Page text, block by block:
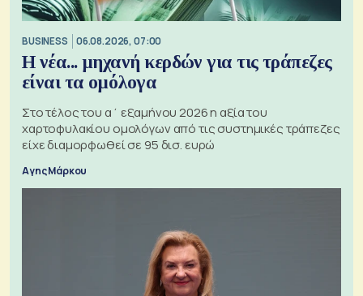
BUSINESS 06.08.2026, 07:00
Η νέα... μηχανή κερδών για τις τράπεζες
είναι τα ομόλογα
Στο τέλος του α΄ εξαμήνου 2026 η αξία του
χαρτοφυλακίου ομολόγων από τις συστημικές τράπεζες
είχε διαμορφωθεί σε 95 δισ. ευρώ
Αγης Μάρκου